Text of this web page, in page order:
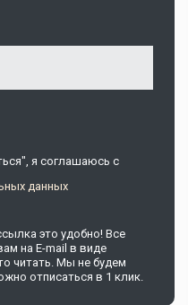
я соглашаюсь c
данных
это удобно! Все
на E-mail в виде
читать. Мы не будем
отписаться в 1 клик.